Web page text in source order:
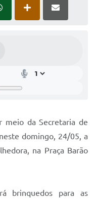
Igualdade Racial
meio da Secretaria de
domingo, 24/05, a
na Praça Barão
brinquedos para as